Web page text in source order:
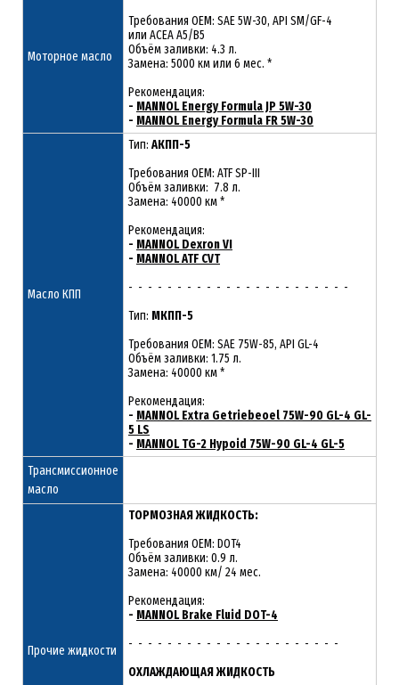
Моторное масло
Требования ОЕМ: SAE 5W-30, API SM/GF-4
или ACEA A5/B5
Объём заливки: 4.3 л.
Замена: 5000 км или 6 мес. *
Рекомендация:
- MANNOL Energy Formula JP 5W-30
- MANNOL Energy Formula FR 5W-30
Масло КПП
Тип: АКПП-5
Требования OEM: ATF SP-III
Объём заливки: 7.8 л.
Замена: 40000 км *
Рекомендация:
- MANNOL Dexron VI
- MANNOL ATF CVT
- - - - - - - - - - - - - - - - - - - - - - -
Тип: МКПП-5
Требования OEM: SAE 75W-85, API GL-4
Объём заливки: 1.75 л.
Замена: 40000 км *
Рекомендация:
- MANNOL Extra Getriebeoel 75W-90 GL-4 GL-
5 LS
- MANNOL TG-2 Hypoid 75W-90 GL-4 GL-5
Трансмиссионное
масло
Прочие жидкости
ТОРМОЗНАЯ ЖИДКОСТЬ:
Требования OEM: DOT4
Объём заливки: 0.9 л.
Замена: 40000 км/ 24 мес.
Рекомендация:
- MANNOL Brake Fluid DOT-4
- - - - - - - - - - - - - - - - - - - - - -
ОХЛАЖДАЮЩАЯ ЖИДКОСТЬ